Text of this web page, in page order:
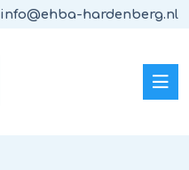
info@ehba-hardenberg.nl